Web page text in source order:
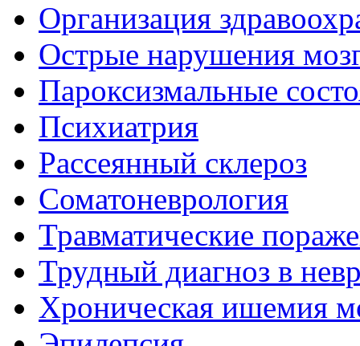
Организация
Острые нарушения
Пароксизмальные
Психиатрия
Рассеянный склероз
Соматоневрология
Травматические
Трудный диагноз в
Хроническая ишемия